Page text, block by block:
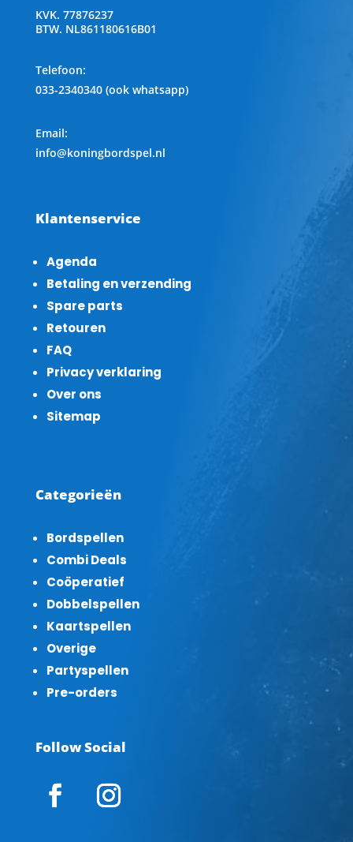
KVK. 77876237
BTW. NL861180616B01
Telefoon:
033-2340340 (ook whatsapp)
Email:
info@koningbordspel.nl
Klantenservice
Agenda
Betaling en verzending
Spare parts
Retouren
FAQ
Privacy verklaring
Over ons
Sitemap
Categorieën
Bordspellen
Combi Deals
Coöperatief
Dobbelspellen
Kaartspellen
Overige
Partyspellen
Pre-orders
Follow Social